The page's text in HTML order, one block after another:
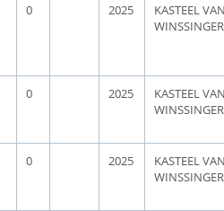
0 2025
KASTEEL
WINSSINGER
0 2025
KASTEEL
WINSSINGER
0 2025
KASTEEL
WINSSINGER